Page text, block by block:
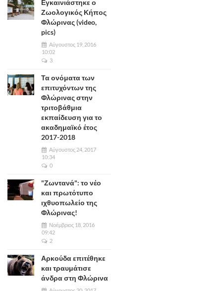
Εγκαινιάστηκε ο
Ζωολογικός Κήπος
Φλώρινας (video,
pics)
Αύγουστος 19, 2016
10:02
3
Τα ονόματα των
επιτυχόντων της
Φλώρινας στην
τριτοβάθμια
εκπαίδευση για το
ακαδημαϊκό έτος
2017-2018
Αύγουστος 24, 2017
10:34
0
"Ζωντανά": το νέο
και πρωτότυπο
ιχθυοπωλείο της
Φλώρινας!
Νοέμβριος 18, 2016
09:42
2
Αρκούδα επιτέθηκε
και τραυμάτισε
άνδρα στη Φλώρινα